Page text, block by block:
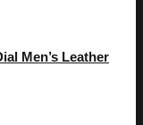
Men’s Leather